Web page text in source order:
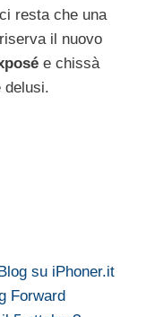
resta che una
il nuovo
e chissà
delusi.
su iPhoner.it
Forward